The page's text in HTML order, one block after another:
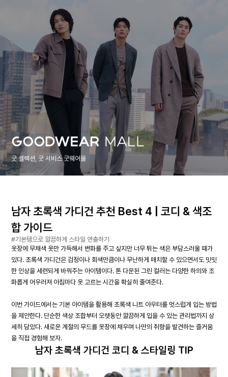
굿 셀렉션, 굿 서비스 굿웨어몰
남자 초록색 가디건 추천 Best 4 | 코디 & 색조
합 가이드
#기본템으로 깔끔하게 스타일 연출하기
옷장에 무채색 옷만 가득해서 변화를 주고 싶지만 너무 튀는 색은 부담스러울 때가
있다. 초록색 가디건은 검정이나 회색만큼이나 무난하게 매치할 수 있으면서도 밋밋
한 인상을 세련되게 바꿔주는 아이템이다. 톤 다운된 그린 컬러는 다양한 하의와 조
화롭게 어우러져 아침마다 옷 고르는 시간을 확실히 줄여준다.
이번 가이드에서는 기본 아이템을 활용해 초록색 니트 아우터를 멋스럽게 입는 방법
을 제안한다. 단순한 색상 조합부터 오랫동안 깔끔하게 입을 수 있는 관리법까지 상
세히 담았다. 새로운 계절의 무드를 옷장에 채우며 나만의 취향을 발견하는 즐거움
을 직접 경험해 보자.
남자 초록색 가디건 코디 & 스타일링 TIP